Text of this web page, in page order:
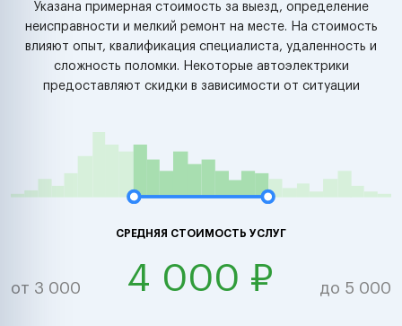
Указана примерная стоимость за выезд, определение
неисправности и мелкий ремонт на месте. На стоимость
влияют опыт, квалификация специалиста, удаленность и
сложность поломки. Некоторые автоэлектрики
предоставляют скидки в зависимости от ситуации
СРЕДНЯЯ СТОИМОСТЬ УСЛУГ
от 3 000 4 000 ₽ до 5 000